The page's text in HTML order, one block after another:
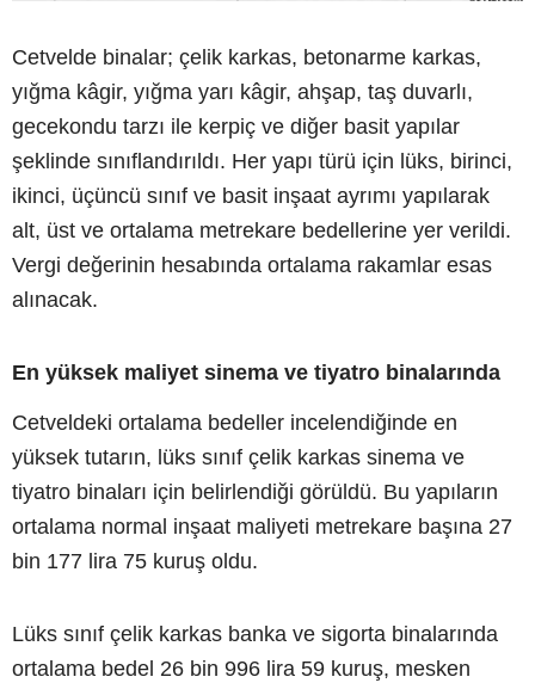
Cetvelde binalar; çelik karkas, betonarme karkas,
yığma kâgir, yığma yarı kâgir, ahşap, taş duvarlı,
gecekondu tarzı ile kerpiç ve diğer basit yapılar
şeklinde sınıflandırıldı. Her yapı türü için lüks, birinci,
ikinci, üçüncü sınıf ve basit inşaat ayrımı yapılarak
alt, üst ve ortalama metrekare bedellerine yer verildi.
Vergi değerinin hesabında ortalama rakamlar esas
alınacak.
En yüksek maliyet sinema ve tiyatro binalarında
Cetveldeki ortalama bedeller incelendiğinde en
yüksek tutarın, lüks sınıf çelik karkas sinema ve
tiyatro binaları için belirlendiği görüldü. Bu yapıların
ortalama normal inşaat maliyeti metrekare başına 27
bin 177 lira 75 kuruş oldu.
Lüks sınıf çelik karkas banka ve sigorta binalarında
ortalama bedel 26 bin 996 lira 59 kuruş, mesken